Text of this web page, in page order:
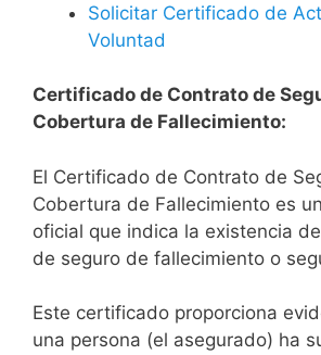
Solicitar Certificado de
Voluntad
Certificado de Contrato de
Cobertura de Fallecimiento:
El Certificado de Contrato de
Cobertura de Fallecimiento es
oficial que indica la existencia
de seguro de fallecimiento o
Este certificado proporciona
una persona (el asegurado) ha